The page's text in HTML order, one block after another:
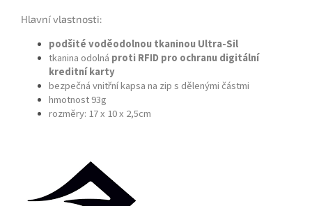
Hlavní vlastnosti:
podšité voděodolnou tkaninou Ultra-Sil
tkanina odolná proti RFID pro ochranu digitální
kreditní karty
bezpečná vnitřní kapsa na zip s dělenými částmi
hmotnost 93g
rozměry: 17 x 10 x 2,5cm